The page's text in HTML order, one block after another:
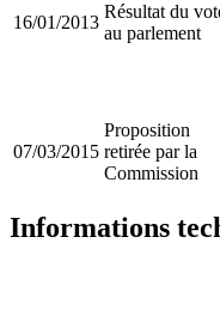
16/01/2013
Résultat du
au parlement
07/03/2015
Proposition
retirée par la
Commission
Informations